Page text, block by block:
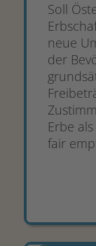
Soll
neue
der
Erbe
fair